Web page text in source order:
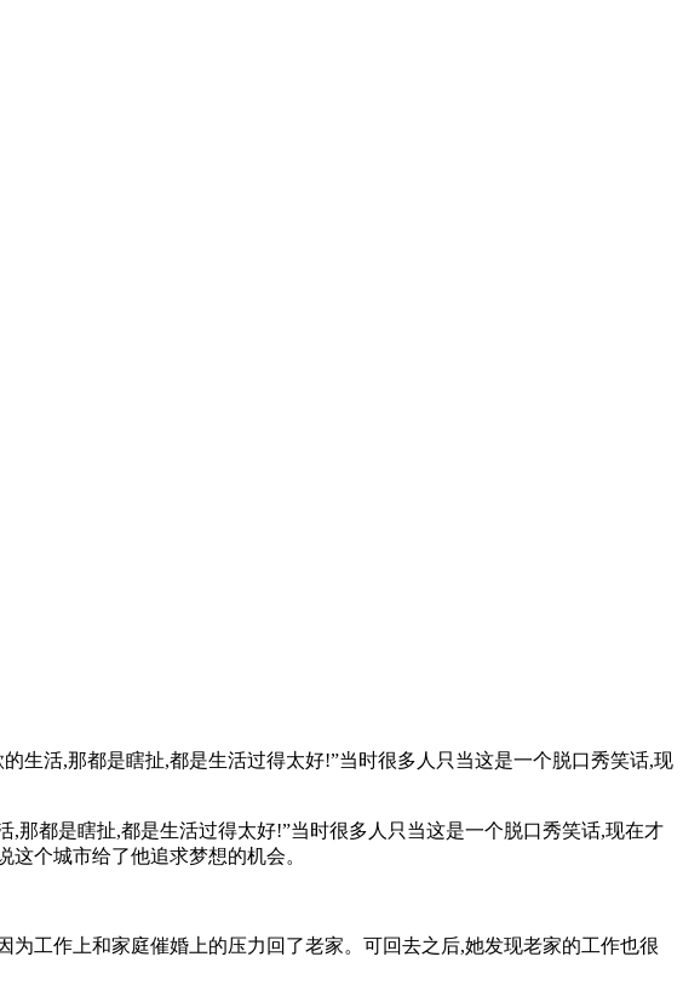
活,那都是瞎扯,都是生活过得太好!”当时很多人只当这是一个脱口秀笑话,现
都是瞎扯,都是生活过得太好!”当时很多人只当这是一个脱口秀笑话,现在才
个城市给了他追求梦想的机会。
工作上和家庭催婚上的压力回了老家。可回去之后,她发现老家的工作也很